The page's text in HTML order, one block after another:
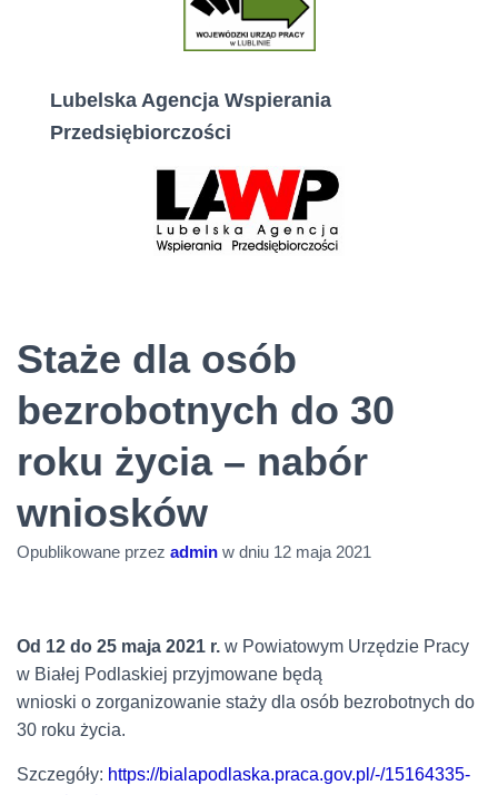
Lubelska Agencja Wspierania
Przedsiębiorczości
Staże dla osób
bezrobotnych do 30
roku życia – nabór
wniosków
Opublikowane przez admin w dniu 12 maja 2021
Od 12 do 25 maja 2021 r. w Powiatowym Urzędzie Pracy
w Białej Podlaskiej przyjmowane będą
wnioski o zorganizowanie staży dla osób bezrobotnych do
30 roku życia.
Szczegóły: https://bialapodlaska.praca.gov.pl/-/15164335-